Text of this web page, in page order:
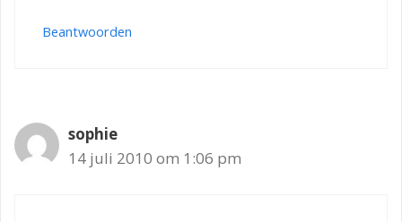
Beantwoorden
sophie
14 juli 2010 om 1:06 pm